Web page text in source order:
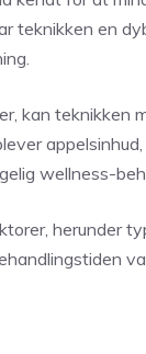
teknikken en
kan teknikken
wellness-
herunder